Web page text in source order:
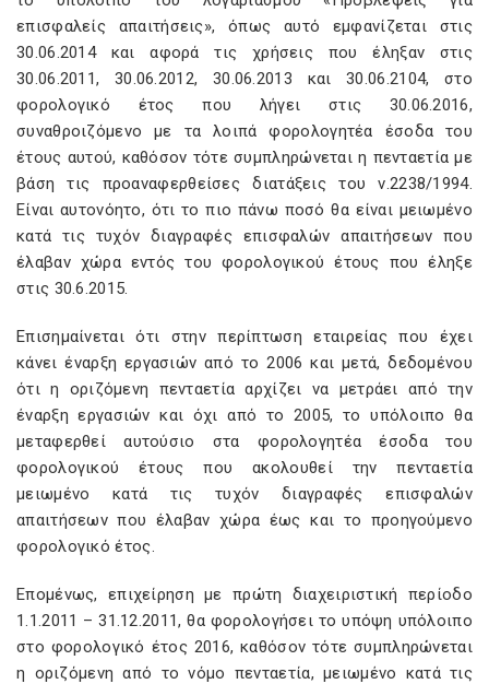
επισφαλείς απαιτήσεις», όπως αυτό εμφανίζεται στις
30.06.2014 και αφορά τις χρήσεις που έληξαν στις
30.06.2011, 30.06.2012, 30.06.2013 και 30.06.2104, στο
φορολογικό έτος που λήγει στις 30.06.2016,
συναθροιζόμενο με τα λοιπά φορολογητέα έσοδα του
έτους αυτού, καθόσον τότε συμπληρώνεται η πενταετία με
βάση τις προαναφερθείσες διατάξεις του ν.2238/1994.
Είναι αυτονόητο, ότι το πιο πάνω ποσό θα είναι μειωμένο
κατά τις τυχόν διαγραφές επισφαλών απαιτήσεων που
έλαβαν χώρα εντός του φορολογικού έτους που έληξε
στις 30.6.2015.
Επισημαίνεται ότι στην περίπτωση εταιρείας που έχει
κάνει έναρξη εργασιών από το 2006 και μετά, δεδομένου
ότι η οριζόμενη πενταετία αρχίζει να μετράει από την
έναρξη εργασιών και όχι από το 2005, το υπόλοιπο θα
μεταφερθεί αυτούσιο στα φορολογητέα έσοδα του
φορολογικού έτους που ακολουθεί την πενταετία
μειωμένο κατά τις τυχόν διαγραφές επισφαλών
απαιτήσεων που έλαβαν χώρα έως και το προηγούμενο
φορολογικό έτος.
Επομένως, επιχείρηση με πρώτη διαχειριστική περίοδο
1.1.2011 – 31.12.2011, θα φορολογήσει το υπόψη υπόλοιπο
στο φορολογικό έτος 2016, καθόσον τότε συμπληρώνεται
η οριζόμενη από το νόμο πενταετία, μειωμένο κατά τις